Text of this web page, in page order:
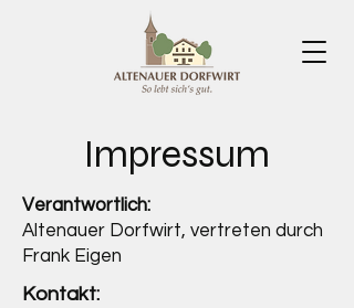
Impressum
Verantwortlich:
Altenauer Dorfwirt, vertreten durch
Frank Eigen
Kontakt: